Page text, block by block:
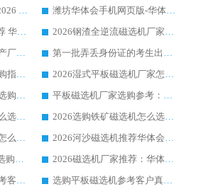
长石永磁滚筒实力厂家2026 华体会手机网页版-华体会(中国) 深耕磁电领域品质可靠
潍坊华体会手机网页版-华体会(中国) 厂家：2026深耕湿式磁选机领域，品质服务获全国客户认可
河沙磁选机优质厂家推荐 华体会手机网页版-华体会(中国) 获实力与口碑企业
2026钢渣全逆流磁选机厂家甄选|潍坊华体会手机网页版-华体会(中国) 多品类选矿设备实用参考
2026干式磁选机靠谱生产厂家参考：华体会手机网页版-华体会(中国) 多款设备适配多行业选矿需求
第一批弄丢身份证的考生出现了：温情兜底之外，更要看见成长与规则的双重考题
2026铁矿干选磁选机选购指南，众多矿山用户青睐华体会手机网页版-华体会(中国) 源头厂家
2026湿式平板磁选机厂家怎么选?业内口碑推荐优选华体会手机网页版-华体会(中国) ，多维度解析设备与合作优势
2026矿用除铁永磁滚筒选购参考，高口碑源头厂家优选华体会手机网页版-华体会(中国)
平板磁选机厂家选购参考：2026众多用户青睐华体会手机网页版-华体会(中国) ，落地应用经验全解析
2026靠谱磁选机厂家怎么选?综合实测，众多客户青睐华体会手机网页版-华体会(中国) 设备
2026选购铁矿磁选机怎么选?综合口碑出众的华体会手机网页版-华体会(中国) 值得矿山用户参考
2026干湿式磁选机选购怎么选?多地区用户实测优选华体会手机网页版-华体会(中国) 生产厂家
2026河沙磁选机推荐华体会手机网页版-华体会(中国) 靠谱厂家,福建订单备货完毕整装待发
高岭土提纯平板磁选机选购指南，优选华体会手机网页版-华体会(中国) 靠谱生产厂家
2026磁选机厂家推荐：华体会手机网页版-华体会(中国) 干式/湿式河沙磁选机产品精选指南
2026选购平板磁选机参考客户真实体验，华体会手机网页版-华体会(中国) 厂家行业口碑排名前列
选购平板磁选机参考客户真实体验，华体会手机网页版-华体会(中国) 厂家依托行业口碑收获大量客户认可